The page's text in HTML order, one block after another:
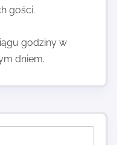
gości.
godziny w
dniem.